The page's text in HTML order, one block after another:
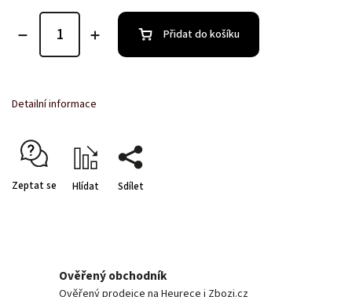
Přidat do košíku
Detailní informace
Zeptat se Hlídat Sdílet
Ověřený obchodník
Ověřený prodejce na Heurece i Zbozi.cz